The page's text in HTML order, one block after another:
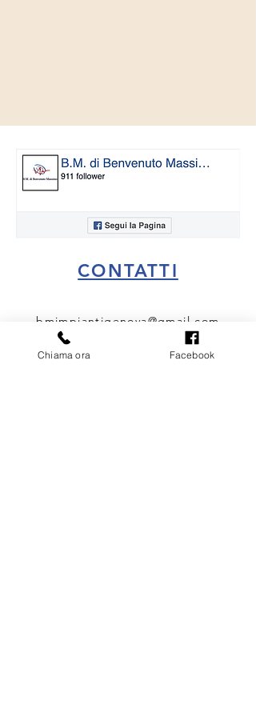
CONTATTI
bmimpiantigenova@gmail.com
3405807479
Chiama ora Facebook